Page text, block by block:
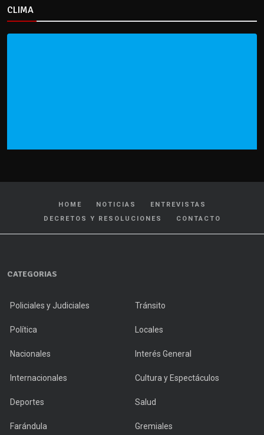
CLIMA
HOME NOTICIAS
ENTREVISTAS
DECRETOS Y RESOLUCIONES
CONTACTO
CATEGORIAS
Policiales y Judiciales Tránsito
Política Locales
Nacionales Interés General
Internacionales Cultura y Espectáculos
Deportes Salud
Farándula Gremiales